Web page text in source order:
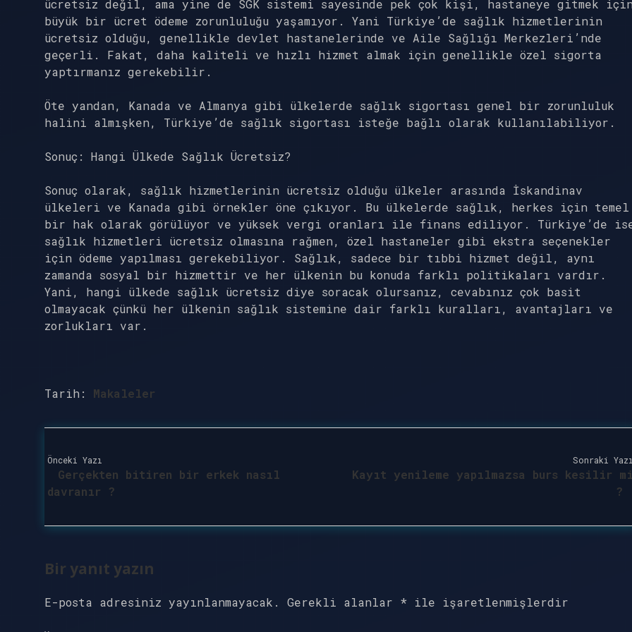
ücretsiz değil, ama yine de SGK sistemi sayesinde pek çok kişi, hastaneye gitmek
büyük bir ücret ödeme zorunluluğu yaşamıyor. Yani Türkiye’de sağlık hizmetlerinin
ücretsiz olduğu, genellikle devlet hastanelerinde ve Aile Sağlığı Merkezleri’nde
geçerli. Fakat, daha kaliteli ve hızlı hizmet almak için genellikle özel sigorta
yaptırmanız gerekebilir.
Öte yandan, Kanada ve Almanya gibi ülkelerde sağlık sigortası genel bir zorunluluk
halini almışken, Türkiye’de sağlık sigortası isteğe bağlı olarak kullanılabiliyor.
Sonuç: Hangi Ülkede Sağlık Ücretsiz?
Sonuç olarak, sağlık hizmetlerinin ücretsiz olduğu ülkeler arasında İskandinav
ülkeleri ve Kanada gibi örnekler öne çıkıyor. Bu ülkelerde sağlık, herkes için temel
bir hak olarak görülüyor ve yüksek vergi oranları ile finans ediliyor. Türkiye’de
sağlık hizmetleri ücretsiz olmasına rağmen, özel hastaneler gibi ekstra seçenekler
için ödeme yapılması gerekebiliyor. Sağlık, sadece bir tıbbi hizmet değil, aynı
zamanda sosyal bir hizmettir ve her ülkenin bu konuda farklı politikaları vardır.
Yani, hangi ülkede sağlık ücretsiz diye soracak olursanız, cevabınız çok basit
olmayacak çünkü her ülkenin sağlık sistemine dair farklı kuralları, avantajları ve
zorlukları var.
Tarih: Makaleler
Önceki Yazı
Gerçekten bitiren bir erkek nasıl
davranır ?
Sonraki
Kayıt yenileme yapılmazsa burs kesilir
?
Bir yanıt yazın
E-posta adresiniz yayınlanmayacak. Gerekli alanlar * ile işaretlenmişlerdir